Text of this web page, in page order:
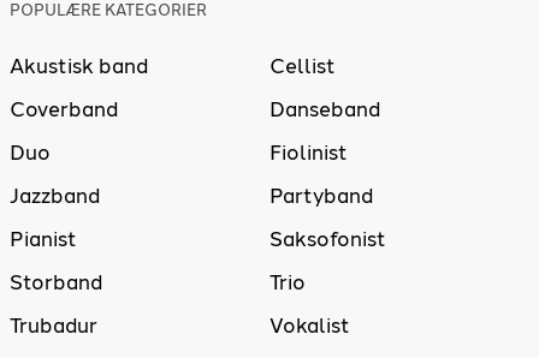
POPULÆRE KATEGORIER
Akustisk band
Cellist
Coverband
Danseband
Duo
Fiolinist
Jazzband
Partyband
Pianist
Saksofonist
Storband
Trio
Trubadur
Vokalist